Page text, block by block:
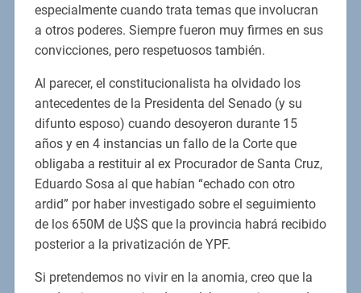
especialmente cuando trata temas que involucran
a otros poderes. Siempre fueron muy firmes en sus
convicciones, pero respetuosos también.
Al parecer, el constitucionalista ha olvidado los
antecedentes de la Presidenta del Senado (y su
difunto esposo) cuando desoyeron durante 15
años y en 4 instancias un fallo de la Corte que
obligaba a restituir al ex Procurador de Santa Cruz,
Eduardo Sosa al que habían “echado con otro
ardid” por haber investigado sobre el seguimiento
de los 650M de U$S que la provincia habrá recibido
posterior a la privatización de YPF.
Si pretendemos no vivir en la anomia, creo que la